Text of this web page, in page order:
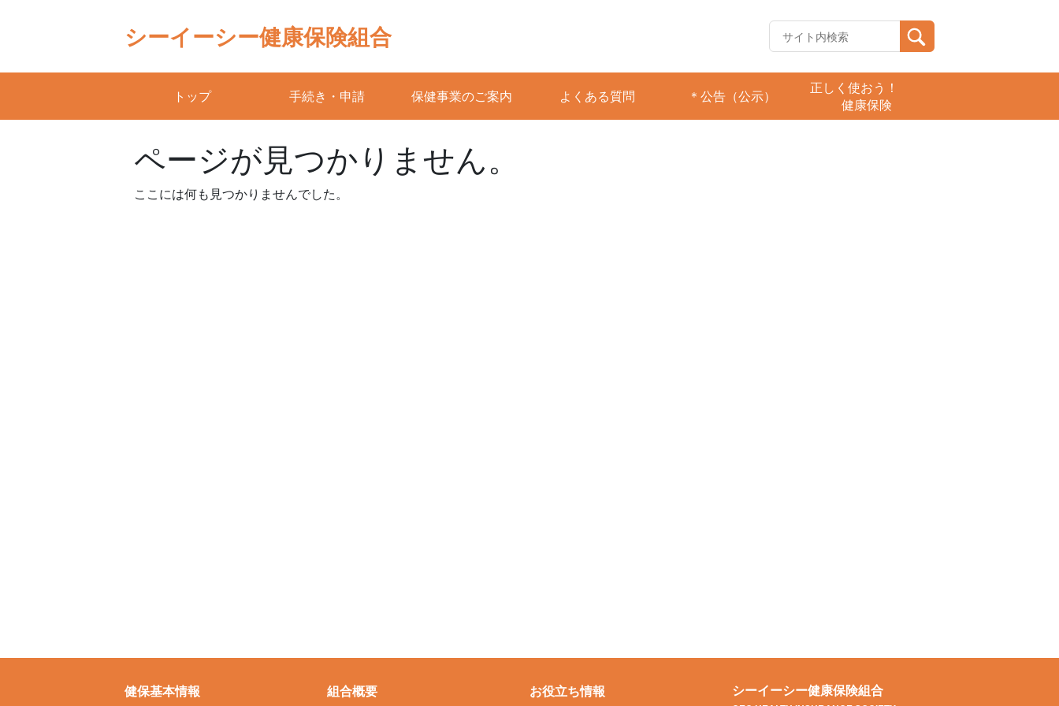
シーイーシー健康保険組合
トップ 手続き・申請 保健事業のご案内 よくある質問 ＊公告（公示）
正しく使おう！
健康保険
ページが見つかりません。
ここには何も見つかりませんでした。
健保基本情報 組合概要 お役立ち情報 シーイーシー健康保険組合